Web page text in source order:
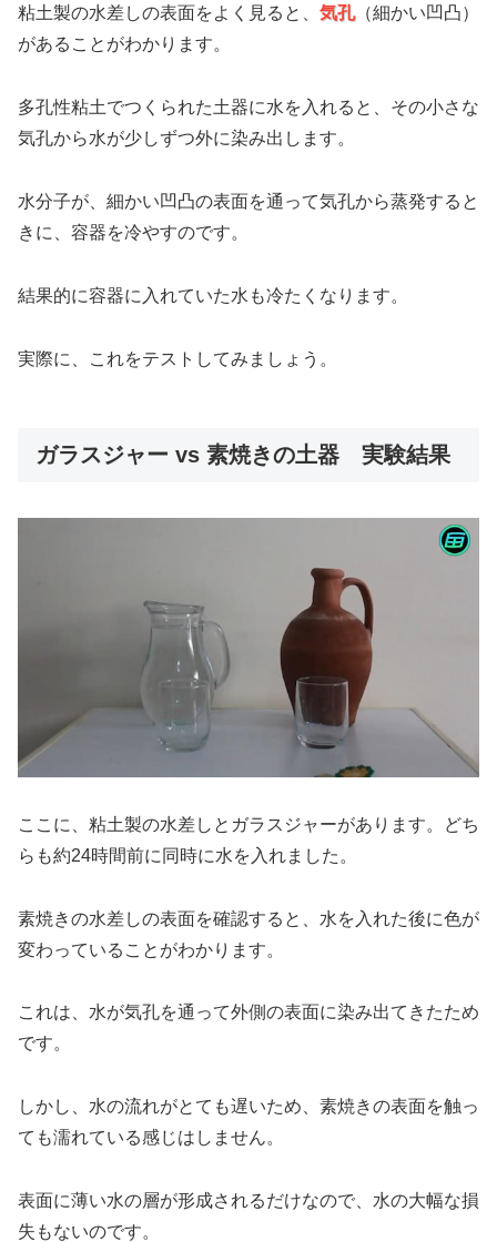
粘土製の水差しの表面をよく見ると、 気孔（細かい凹凸）
があることがわかります。
多孔性粘土でつくられた土器に水を入れると、その小さな
気孔から水が少しずつ外に染み出します。
水分子が、細かい凹凸の表面を通って気孔から蒸発すると
きに、容器を冷やすのです。
結果的に容器に入れていた水も冷たくなります。
実際に、これをテストしてみましょう。
ガラスジャー vs 素焼きの土器 実験結果
ここに、粘土製の水差しとガラスジャーがあります。どち
らも約24時間前に同時に水を入れました。
素焼きの水差しの表面を確認すると、水を入れた後に色が
変わっていることがわかります。
これは、水が気孔を通って外側の表面に染み出てきたため
です。
しかし、水の流れがとても遅いため、素焼きの表面を触っ
ても濡れている感じはしません。
表面に薄い水の層が形成されるだけなので、水の大幅な損
失もないのです。